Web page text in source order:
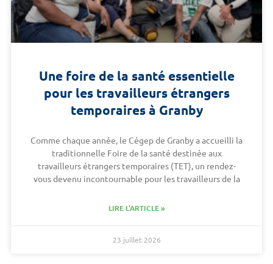
Une foire de la santé essentielle
pour les travailleurs étrangers
temporaires à Granby
Comme chaque année, le Cégep de Granby a accueilli la
traditionnelle Foire de la santé destinée aux
travailleurs étrangers temporaires (TET), un rendez-
vous devenu incontournable pour les travailleurs de la
LIRE L'ARTICLE »
23 juillet 2026